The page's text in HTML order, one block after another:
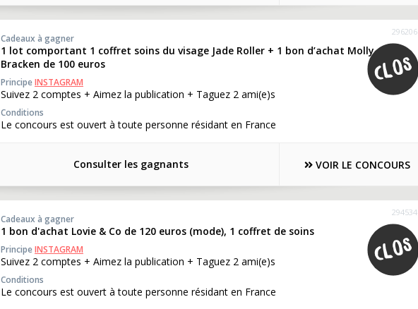
296206
Cadeaux à gagner
1 lot comportant 1 coffret soins du visage Jade Roller + 1 bon d’achat Molly
Bracken de 100 euros
PrincipeINSTAGRAM
Suivez 2 comptes + Aimez la publication + Taguez 2 ami(e)s
Conditions
Le concours est ouvert à toute personne résidant en France
Consulter les gagnants VOIR LE CONCOURS
294534
Cadeaux à gagner
1 bon d'achat Lovie & Co de 120 euros (mode), 1 coffret de soins
PrincipeINSTAGRAM
Suivez 2 comptes + Aimez la publication + Taguez 2 ami(e)s
Conditions
Le concours est ouvert à toute personne résidant en France